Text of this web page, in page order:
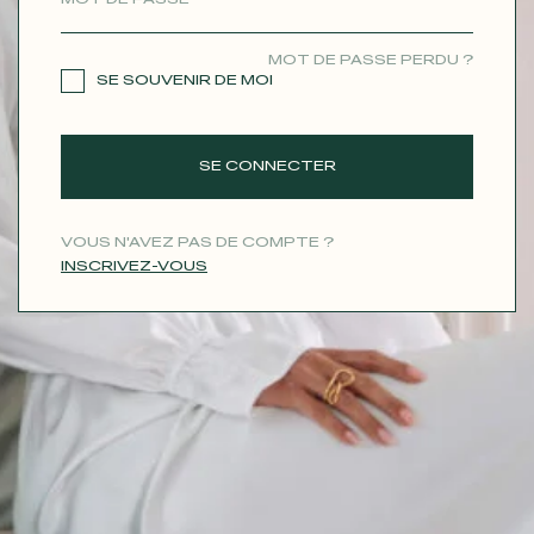
MOT DE PASSE PERDU ?
SE SOUVENIR DE MOI
SE CONNECTER
VOUS N'AVEZ PAS DE COMPTE ?
INSCRIVEZ-VOUS